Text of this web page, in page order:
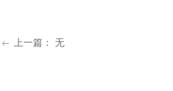
ꂃ 上一篇： 无